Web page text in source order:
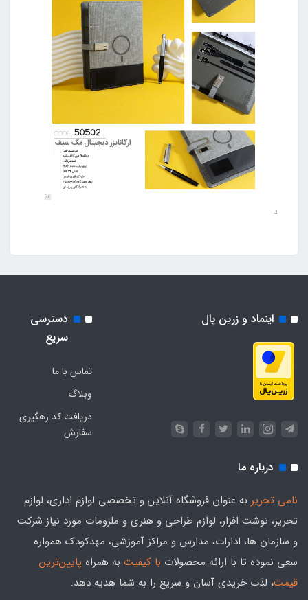
اینماد و زرین پال
دسترسی
سریع
تماس با ما
وبلاگ
دریافت کد رهگیری
سفارش
درباره ما
نامی تحریر به عنوان فروشگاه آنلاین و تخصصی لوازم اداری، لوازم
تحریر، نوشت افزار، لوازم طراحی و هنری و ملزومات مورد نیاز شرکت
و سازمان ها، ادارات، مدارس و مراکز آموزشی، مهدکودک همواره
سعی نموده تا با ارائه محصولات با کیفیت به همراه پایین‌ترین
قیمت، لذت خریدی آسان و سریع را به شما هدیه‌ دهد.